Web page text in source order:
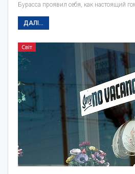
Бурасса проявил себя, как настоящий
ДАЛІ...
Світ